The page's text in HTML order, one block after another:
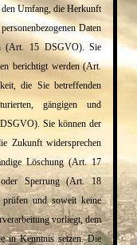
Umfang, die Herkunft
Daten
(Art. 15 DSGVO). Sie
berichtigt werden (Art.
die Sie betreffenden
gängigen und
Sie können der
Zukunft widersprechen
Löschung (Art. 17
Sperrung (Art. 18
und soweit keine
vorliegt, dem
in Kenntnis setzen. Die